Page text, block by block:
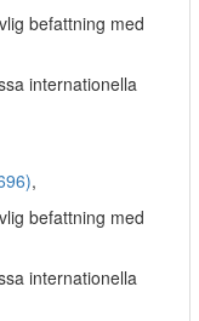
befattning med
internationella
,
befattning med
internationella